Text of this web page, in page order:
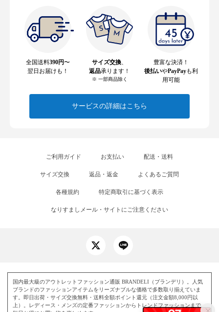
全国送料390円〜
翌日お届けも！
サイズ交換
返品承ります！
※ 一部商品除く
豊富な決済！
後払いやPayPayも利
用可能
サービスの詳細はこちら
ご利用ガイド お支払い 配送・送料
サイズ交換 返品・返金 よくあるご質問
各種規約 特定商取引に基づく表示
なりすましメール・サイトにご注意ください
国内最大級のアウトレットファッション通販 BRANDELI（ブランデリ）。人気
ブランドのファッションアイテムをリーズナブルな価格で多数取り揃えていま
す。即日出荷・サイズ交換無料・送料全額ポイント還元（注文金額8,000円以
上）。レディース・メンズの定番ファッションからトレンドファッションまで、